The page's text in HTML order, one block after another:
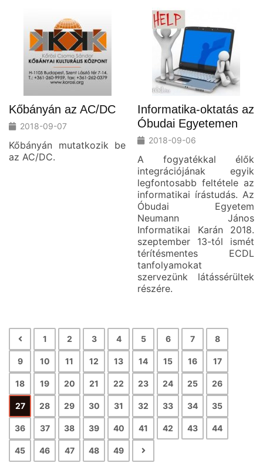
Kőbányán az AC/DC
2018-09-07
Kőbányán mutatkozik be
az AC/DC.
Informatika-oktatás az
Óbudai Egyetemen
2018-09-06
A fogyatékkal élők
integrációjának egyik
legfontosabb feltétele az
informatikai írástudás. Az
Óbudai Egyetem
Neumann János
Informatikai Karán 2018.
szeptember 13-tól ismét
térítésmentes ECDL
tanfolyamokat
szervezünk látássérültek
részére.
1 2 3 4 5 6 7 8
9 10 11 12 13 14 15 16 17
18 19 20 21 22 23 24 25 26
27 28 29 30 31 32 33 34 35
36 37 38 39 40 41 42 43 44
45 46 47 48 49